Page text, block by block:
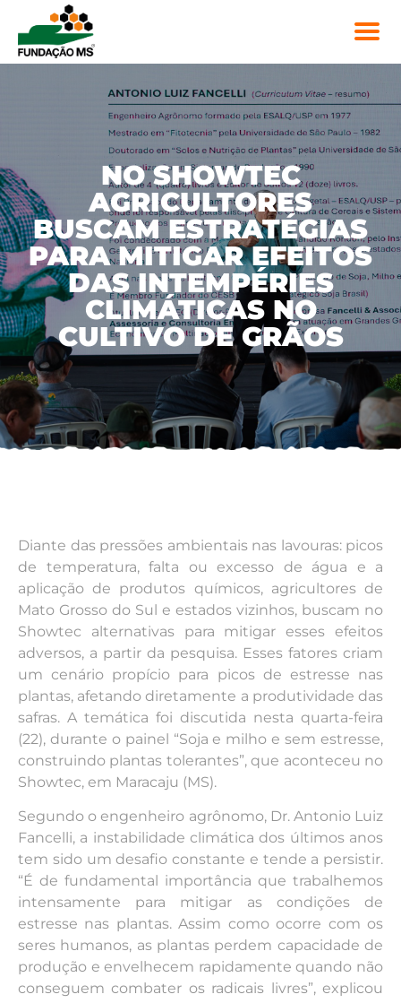
NO SHOWTEC
AGRICULTORES
BUSCAM ESTRATÉGIAS
PARA MITIGAR EFEITOS
DAS INTEMPÉRIES
CLIMÁTICAS NO
CULTIVO DE GRÃOS
Diante das pressões ambientais nas lavouras: picos
de temperatura, falta ou excesso de água e a
aplicação de produtos químicos, agricultores de
Mato Grosso do Sul e estados vizinhos, buscam no
Showtec alternativas para mitigar esses efeitos
adversos, a partir da pesquisa. Esses fatores criam
um cenário propício para picos de estresse nas
plantas, afetando diretamente a produtividade das
safras. A temática foi discutida nesta quarta-feira
(22), durante o painel “Soja e milho e sem estresse,
construindo plantas tolerantes”, que aconteceu no
Showtec, em Maracaju (MS).
Segundo o engenheiro agrônomo, Dr. Antonio Luiz
Fancelli, a instabilidade climática dos últimos anos
tem sido um desafio constante e tende a persistir.
“É de fundamental importância que trabalhemos
intensamente para mitigar as condições de
estresse nas plantas. Assim como ocorre com os
seres humanos, as plantas perdem capacidade de
produção e envelhecem rapidamente quando não
conseguem combater os radicais livres”, explicou